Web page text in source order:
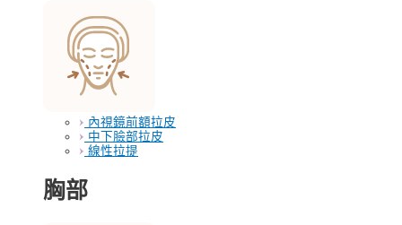
內視鏡前額拉皮
中下臉部拉皮
線性拉提
胸部